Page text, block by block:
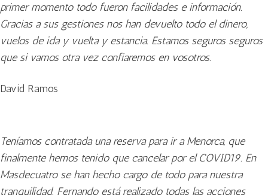
primer momento todo fueron facilidades e información.
Gracias a sus gestiones nos han devuelto todo el dinero,
vuelos de ida y vuelta y estancia. Estamos seguros seguros
que si vamos otra vez confiaremos en vosotros.
David Ramos
Teníamos contratada una reserva para ir a Menorca, que
finalmente hemos tenido que cancelar por el COVID19. En
Masdecuatro se han hecho cargo de todo para nuestra
tranquilidad. Fernando está realizado todas las acciones